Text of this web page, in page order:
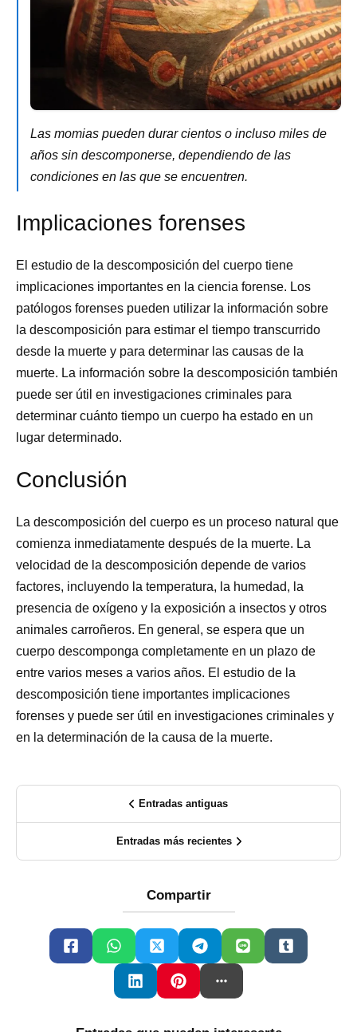
Las momias pueden durar cientos o incluso miles de
años sin descomponerse, dependiendo de las
condiciones en las que se encuentren.
Implicaciones forenses
El estudio de la descomposición del cuerpo tiene
implicaciones importantes en la ciencia forense. Los
patólogos forenses pueden utilizar la información sobre
la descomposición para estimar el tiempo transcurrido
desde la muerte y para determinar las causas de la
muerte. La información sobre la descomposición también
puede ser útil en investigaciones criminales para
determinar cuánto tiempo un cuerpo ha estado en un
lugar determinado.
Conclusión
La descomposición del cuerpo es un proceso natural que
comienza inmediatamente después de la muerte. La
velocidad de la descomposición depende de varios
factores, incluyendo la temperatura, la humedad, la
presencia de oxígeno y la exposición a insectos y otros
animales carroñeros. En general, se espera que un
cuerpo descomponga completamente en un plazo de
entre varios meses a varios años. El estudio de la
descomposición tiene importantes implicaciones
forenses y puede ser útil en investigaciones criminales y
en la determinación de la causa de la muerte.
Entradas antiguas
Entradas más recientes
Compartir